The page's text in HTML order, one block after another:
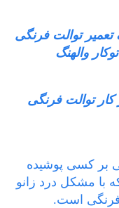
تعمیر توالت فرنگی
والهنگ
کار توالت فرنگی
بر کسی پوشیده
با مشکل درد زانو
فرنگی است.